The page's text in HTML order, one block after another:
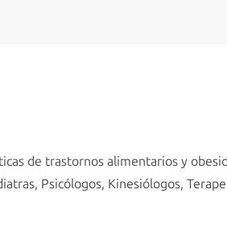
de trastornos alimentarios y
Psicólogos, Kinesiólogos,